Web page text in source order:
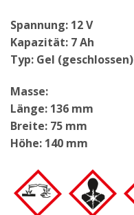
Spannung: 12 V
Kapazität: 7 Ah
Typ: Gel (geschlossen)
Masse:
Länge: 136 mm
Breite: 75 mm
Höhe: 140 mm